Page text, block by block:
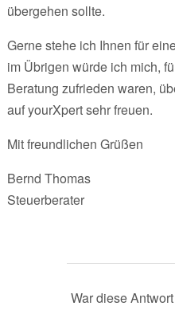
übergehen sollte.
Gerne stehe ich Ihnen für
im Übrigen würde ich mich,
Beratung zufrieden waren,
auf yourXpert sehr freuen.
Mit freundlichen Grüßen
Bernd Thomas
Steuerberater
War diese